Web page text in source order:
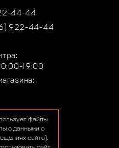
44-44
922-44-44
19:00
файлы
с данными о
сайта).